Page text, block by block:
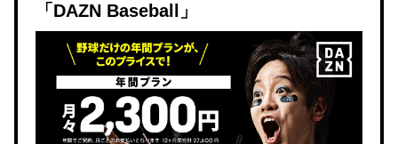
「DAZN Baseball」